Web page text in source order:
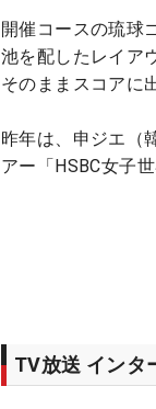
開催コースの琉球
池を配したレイア
そのままスコアに
昨年は、申ジエ（
アー「HSBC女子
TV放送 インタ